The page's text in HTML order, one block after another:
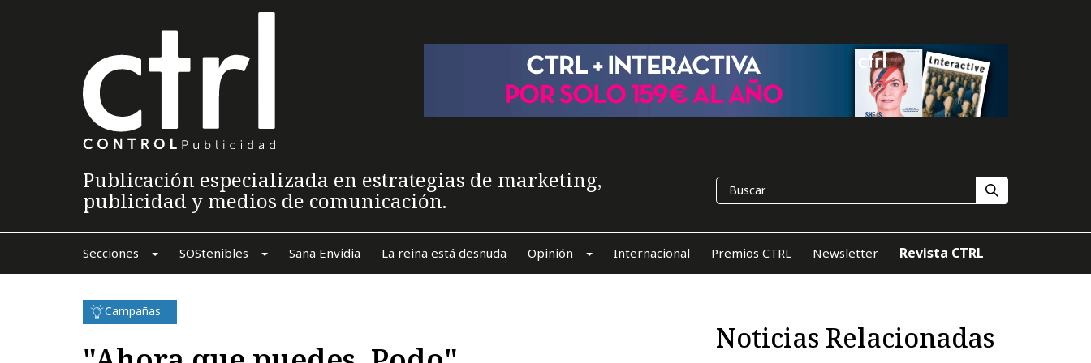
Publicación especializada en estrategias de marketing,
publicidad y medios de comunicación.
Secciones SOStenibles Sana Envidia La reina está desnuda Opinión Internacional Premios CTRL Newsletter Revista CTRL
Campañas
Noticias Relacionadas